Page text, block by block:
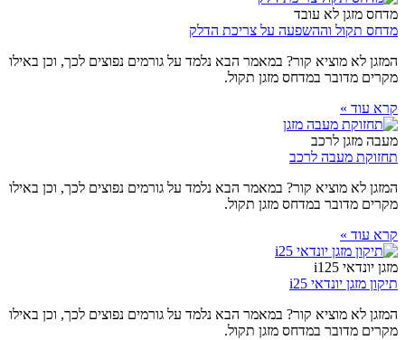
מדחס מזגן לא עובד
מדחס תקול וההשפעה על צריכת הדלק
המזגן לא מוציא קור? במאמר הבא נלמד על גורמים נפוצים לכך, וכן באילו
מקרים מדובר במדחס מזגן תקול.
קרא עוד »
מעבה מזגן לרכב
תחזוקת מעבה לרכב
המזגן לא מוציא קור? במאמר הבא נלמד על גורמים נפוצים לכך, וכן באילו
מקרים מדובר במדחס מזגן תקול.
קרא עוד »
מזגן יונדאי i125
תיקון מזגן יונדאי i25
המזגן לא מוציא קור? במאמר הבא נלמד על גורמים נפוצים לכך, וכן באילו
מקרים מדובר במדחס מזגן תקול.